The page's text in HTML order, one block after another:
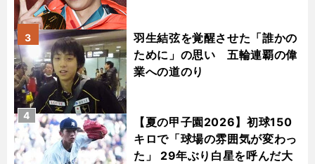
羽生結弦を覚醒させた「誰かの
ために」の思い 五輪連覇の偉
業への道のり
3
【夏の甲子園2026】初球150
キロで「球場の雰囲気が変わっ
た」 29年ぶり白星を呼んだ大
4